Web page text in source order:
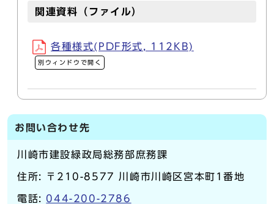
関連資料（ファイル）
各種様式(PDF形式, 112KB)
別ウィンドウで開く
お問い合わせ先
川崎市建設緑政局総務部庶務課
住所: 〒210-8577 川崎市川崎区宮本町1番地
電話: 044-200-2786